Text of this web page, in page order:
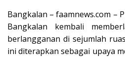
Bangkalan – faamnews.com –
Bangkalan kembali
berlangganan di sejumlah
ini diterapkan sebagai upaya